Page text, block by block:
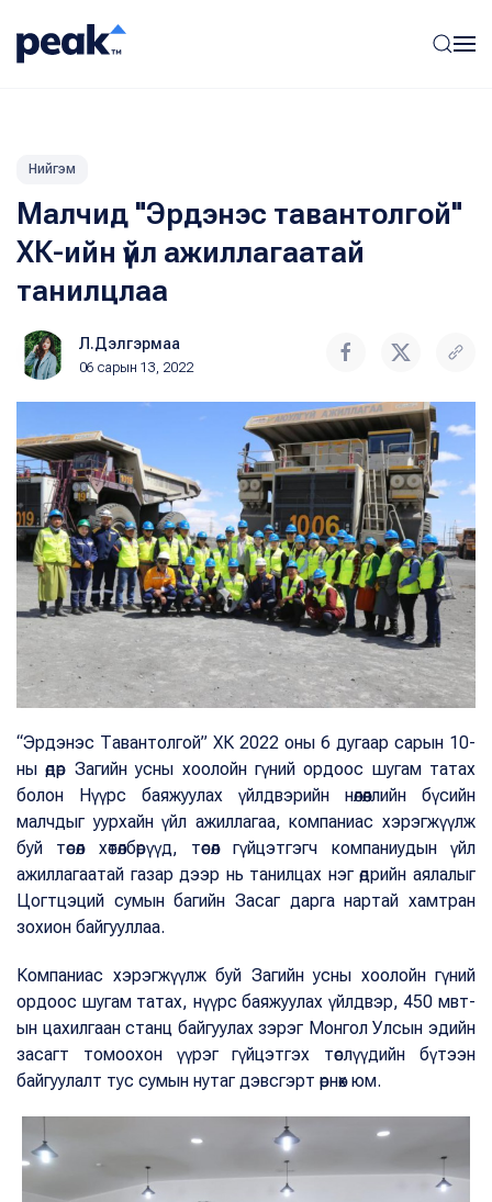
Нийгэм
Малчид "Эрдэнэс тавантолгой"
ХК-ийн үйл ажиллагаатай
танилцлаа
Л.Дэлгэрмаа
06 сарын 13, 2022
“Эрдэнэс Тавантолгой” ХК 2022 оны 6 дугаар сарын 10-
ны өдөр Загийн усны хоолойн гүний ордоос шугам татах
болон Нүүрс баяжуулах үйлдвэрийн нөлөөллийн бүсийн
малчдыг уурхайн үйл ажиллагаа, компаниас хэрэгжүүлж
буй төсөл хөтөлбөрүүд, төсөл гүйцэтгэгч компаниудын үйл
ажиллагаатай газар дээр нь танилцах нэг өдрийн аялалыг
Цогтцэций сумын багийн Засаг дарга нартай хамтран
зохион байгууллаа.
Компаниас хэрэгжүүлж буй Загийн усны хоолойн гүний
ордоос шугам татах, нүүрс баяжуулах үйлдвэр, 450 мвт-
ын цахилгаан станц байгуулах зэрэг Монгол Улсын эдийн
засагт томоохон үүрэг гүйцэтгэх төслүүдийн бүтээн
байгуулалт тус сумын нутаг дэвсгэрт өрнөх юм.